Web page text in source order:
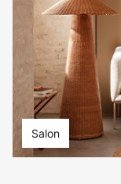
Salon
-13